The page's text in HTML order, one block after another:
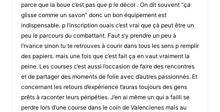
parce que la boue c’est pas que p le décor . On dit souvent “ça
glisse comme un savon” donc un bon équipement est
indispensable. p l’inscription ouais c’est vrai que çà peut être un
peu le parcours du combattant. Faut s’y prendre un peu à
l’rvance sinon tu te retrouves à courir dans tous les sens p remplir
des papiers. mais une fois que c’est fait ça en vaut vraiment la
peine. Les courses c’est aussi l’occasion de faire des rencontres
et de partager des moments de folie avec d’autres passionnés. Et
concernant les retours d’expérience t’auras toujours des gens
prêts à raconter leurs péripéties. J’en ai même un qui a failli se
perdre lors d’une course dans le coin de Valencienes mais au